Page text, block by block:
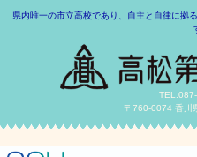
県内唯一の市立高校であり、自主と自律に拠
〒760-0074 香川